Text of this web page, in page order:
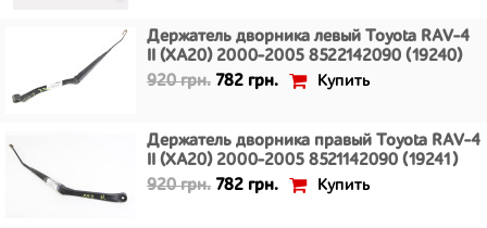
Держатель дворника левый Toyota RAV-4
II (XA20) 2000-2005 8522142090 (19240)
920 грн. 782 грн. Купить
Держатель дворника правый Toyota RAV-4
II (XA20) 2000-2005 8521142090 (19241)
920 грн. 782 грн. Купить